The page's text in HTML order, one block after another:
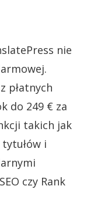
nie
płatnych
do 249 € za
takich jak
i
czy Rank